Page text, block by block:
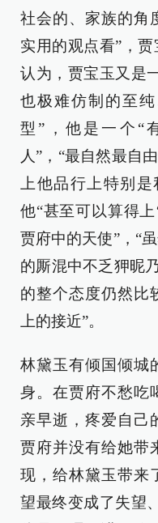
社会的、家族的角
实用的观点看”，
认为，贾宝玉又是
也极难仿制的至
型”，他是一个“
人”，“最自然最自
上他品行上特别
他“甚至可以算得
贾府中的天使”，“
的厮混中不乏狎昵
的整个态度仍然比
上的接近”。
林黛玉有倾国倾城
身。在贾府不愁吃
亲早逝，疼爱自己
贾府并没有给她带
现，给林黛玉带来
望最终变成了失望